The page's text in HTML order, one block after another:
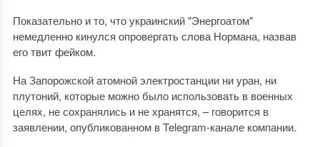
Показательно и то, что украинский "Энергоатом"
немедленно кинулся опровергать слова Нормана, назвав
его твит фейком.
На Запорожской атомной электростанции ни уран, ни
плутоний, которые можно было использовать в военных
целях, не сохранялись и не хранятся, – говорится в
заявлении, опубликованном в Telegram-канале компании.